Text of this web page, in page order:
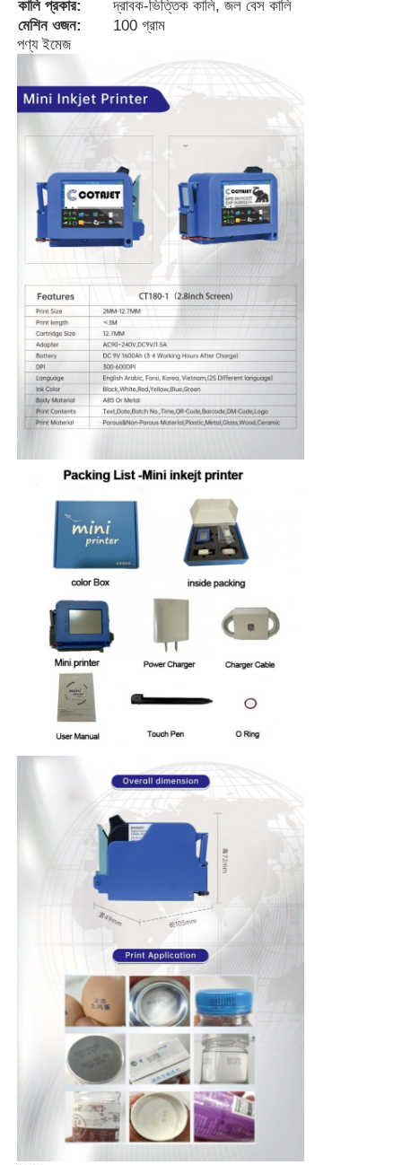
কারখানা ভ্রমণ
মান নিয়ন্ত্রণ
আমাদের সাথে যোগাযোগ করুন
ফাইবার লেজার মার্কিং মেশিন
হাতের লেজার মার্কিং মেশিন
ইউভি লেজার চিহ্নিতকরণ মেশিন
টিআই ইঙ্কজেট প্রিন্টার
ইন্ডাস্ট্রিয়াল ইনকার্ট্রিজ
পেজিং কনভেয়র মেশিন
শিল্প ইউভি প্রিন্টার
ক্রমাগত সিলিং মেশিন
কালি প্রকার:
দ্রাবক-ভিত্তিক কালি, জল বেস কালি
মেশিন ওজন:
100 গ্রাম
পণ্য ইমেজ